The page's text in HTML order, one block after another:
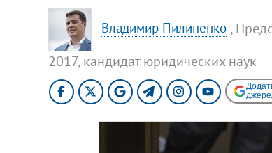
Владимир Пилипенко ,
2017, кандидат юридических наук